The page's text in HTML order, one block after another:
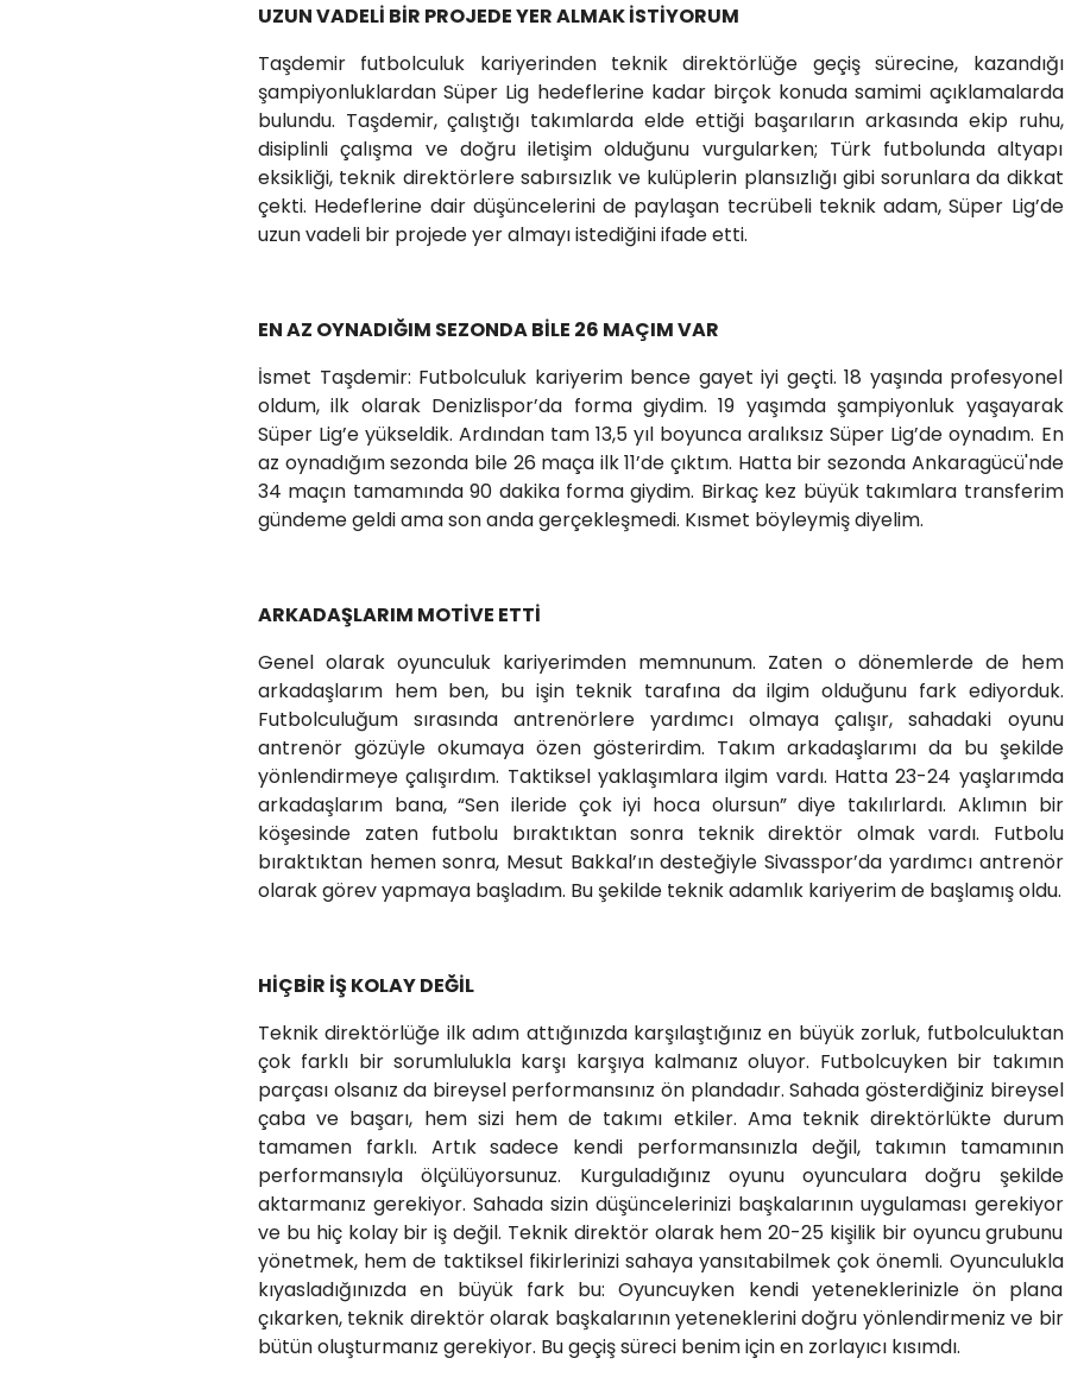
UZUN VADELİ BİR PROJEDE YER ALMAK İSTİYORUM
Taşdemir futbolculuk kariyerinden teknik direktörlüğe geçiş sürecine, kazandığı
şampiyonluklardan Süper Lig hedeflerine kadar birçok konuda samimi açıklamalarda
bulundu. Taşdemir, çalıştığı takımlarda elde ettiği başarıların arkasında ekip ruhu,
disiplinli çalışma ve doğru iletişim olduğunu vurgularken; Türk futbolunda altyapı
eksikliği, teknik direktörlere sabırsızlık ve kulüplerin plansızlığı gibi sorunlara da dikkat
çekti. Hedeflerine dair düşüncelerini de paylaşan tecrübeli teknik adam, Süper Lig’de
uzun vadeli bir projede yer almayı istediğini ifade etti.
EN AZ OYNADIĞIM SEZONDA BİLE 26 MAÇIM VAR
İsmet Taşdemir: Futbolculuk kariyerim bence gayet iyi geçti. 18 yaşında profesyonel
oldum, ilk olarak Denizlispor’da forma giydim. 19 yaşımda şampiyonluk yaşayarak
Süper Lig’e yükseldik. Ardından tam 13,5 yıl boyunca aralıksız Süper Lig’de oynadım. En
az oynadığım sezonda bile 26 maça ilk 11’de çıktım. Hatta bir sezonda Ankaragücü'nde
34 maçın tamamında 90 dakika forma giydim. Birkaç kez büyük takımlara transferim
gündeme geldi ama son anda gerçekleşmedi. Kısmet böyleymiş diyelim.
ARKADAŞLARIM MOTİVE ETTİ
Genel olarak oyunculuk kariyerimden memnunum. Zaten o dönemlerde de hem
arkadaşlarım hem ben, bu işin teknik tarafına da ilgim olduğunu fark ediyorduk.
Futbolculuğum sırasında antrenörlere yardımcı olmaya çalışır, sahadaki oyunu
antrenör gözüyle okumaya özen gösterirdim. Takım arkadaşlarımı da bu şekilde
yönlendirmeye çalışırdım. Taktiksel yaklaşımlara ilgim vardı. Hatta 23-24 yaşlarımda
arkadaşlarım bana, “Sen ileride çok iyi hoca olursun” diye takılırlardı. Aklımın bir
köşesinde zaten futbolu bıraktıktan sonra teknik direktör olmak vardı. Futbolu
bıraktıktan hemen sonra, Mesut Bakkal’ın desteğiyle Sivasspor’da yardımcı antrenör
olarak görev yapmaya başladım. Bu şekilde teknik adamlık kariyerim de başlamış oldu.
HİÇBİR İŞ KOLAY DEĞİL
Teknik direktörlüğe ilk adım attığınızda karşılaştığınız en büyük zorluk, futbolculuktan
çok farklı bir sorumlulukla karşı karşıya kalmanız oluyor. Futbolcuyken bir takımın
parçası olsanız da bireysel performansınız ön plandadır. Sahada gösterdiğiniz bireysel
çaba ve başarı, hem sizi hem de takımı etkiler. Ama teknik direktörlükte durum
tamamen farklı. Artık sadece kendi performansınızla değil, takımın tamamının
performansıyla ölçülüyorsunuz. Kurguladığınız oyunu oyunculara doğru şekilde
aktarmanız gerekiyor. Sahada sizin düşüncelerinizi başkalarının uygulaması gerekiyor
ve bu hiç kolay bir iş değil. Teknik direktör olarak hem 20-25 kişilik bir oyuncu grubunu
yönetmek, hem de taktiksel fikirlerinizi sahaya yansıtabilmek çok önemli. Oyunculukla
kıyasladığınızda en büyük fark bu: Oyuncuyken kendi yeteneklerinizle ön plana
çıkarken, teknik direktör olarak başkalarının yeteneklerini doğru yönlendirmeniz ve bir
bütün oluşturmanız gerekiyor. Bu geçiş süreci benim için en zorlayıcı kısımdı.